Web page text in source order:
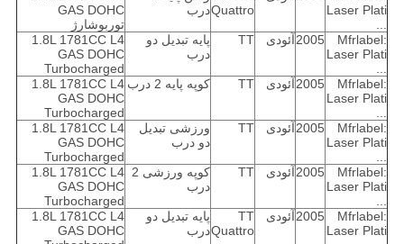
Laser Plati
...
Quattroدرب
GAS DOHC
توربوشارژ
Mfrlabel:
Laser Plati
...
2005آئودی TT
پایه تبدیل دو
درب
1.8L 1781CC L4
GAS DOHC
Turbocharged
Mfrlabel:
Laser Plati
...
2005آئودی TT کوپه پایه 2 درب
1.8L 1781CC L4
GAS DOHC
Turbocharged
Mfrlabel:
Laser Plati
...
2005آئودی TT
ورزشی تبدیل
دو درب
1.8L 1781CC L4
GAS DOHC
Turbocharged
Mfrlabel:
Laser Plati
...
2005آئودی TT
کوپه ورزشی 2
درب
1.8L 1781CC L4
GAS DOHC
Turbocharged
Mfrlabel:
Laser Plati
2005آئودی
TT
Quattro
پایه تبدیل دو
درب
1.8L 1781CC L4
GAS DOHC